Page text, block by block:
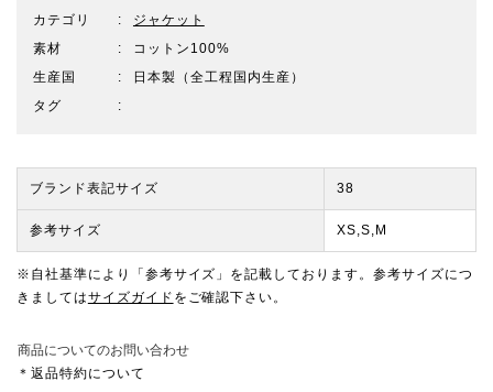
カテゴリ
ジャケット
素材
コットン100%
生産国
日本製（全工程国内生産）
タグ
ブランド表記サイズ 38
参考サイズ XS,S,M
※自社基準により「参考サイズ」を記載しております。参考サイズにつ
きましてはサイズガイド をご確認下さい。
商品についてのお問い合わせ
＊返品特約について